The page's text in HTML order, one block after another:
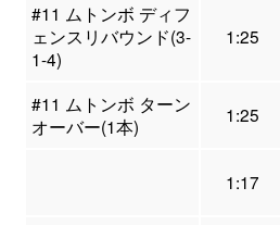
#11 ムトンボ ディフ
ェンスリバウンド(3-
1-4)
1:25
#11 ムトンボ ターン
オーバー(1本)
1:25
1:17